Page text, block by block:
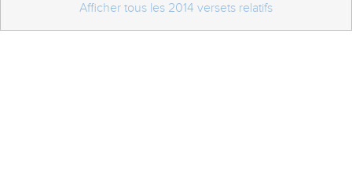
Afficher tous les 2014 versets relatifs